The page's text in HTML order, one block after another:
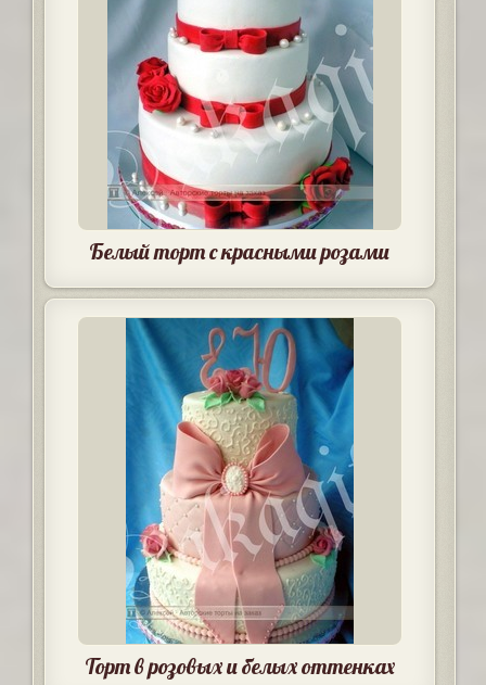
Белый торт с красными розами
Торт в розовых и белых оттенках